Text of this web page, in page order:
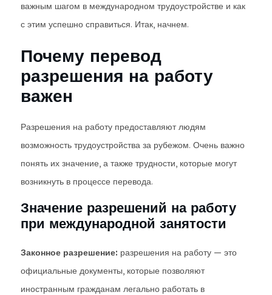
важным шагом в международном трудоустройстве и как
с этим успешно справиться. Итак, начнем.
Почему перевод
разрешения на работу
важен
Разрешения на работу предоставляют людям
возможность трудоустройства за рубежом. Очень важно
понять их значение, а также трудности, которые могут
возникнуть в процессе перевода.
Значение разрешений на работу
при международной занятости
Законное разрешение: разрешения на работу — это
официальные документы, которые позволяют
иностранным гражданам легально работать в